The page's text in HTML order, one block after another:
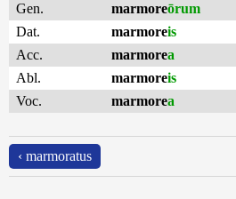
Gen.
marmoreōrum
Dat.
marmoreis
Acc.
marmorea
Abl.
marmoreis
Voc.
marmorea
‹ marmoratus